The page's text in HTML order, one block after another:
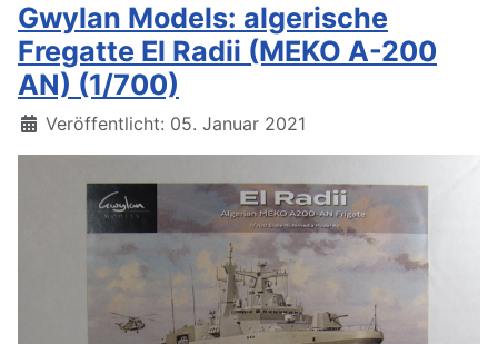
Gwylan Models: algerische
Fregatte El Radii (MEKO A-200
AN) (1/700)
Details
Veröffentlicht: 05. Januar 2021